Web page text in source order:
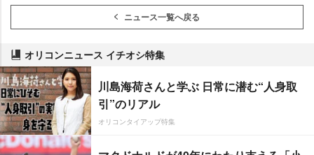
ニュース一覧へ戻る
オリコンニュース イチオシ特集
川島海荷さんと学ぶ 日常に潜む“人身取
引”のリアル
オリコンタイアップ特集